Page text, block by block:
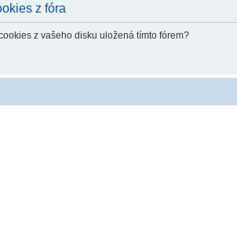
z fóra
z vašeho disku uložená tímto fórem?